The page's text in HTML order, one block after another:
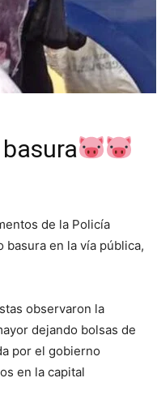
de la Policía
en la vía pública,
observaron la
dejando bolsas de
por el gobierno
en la capital